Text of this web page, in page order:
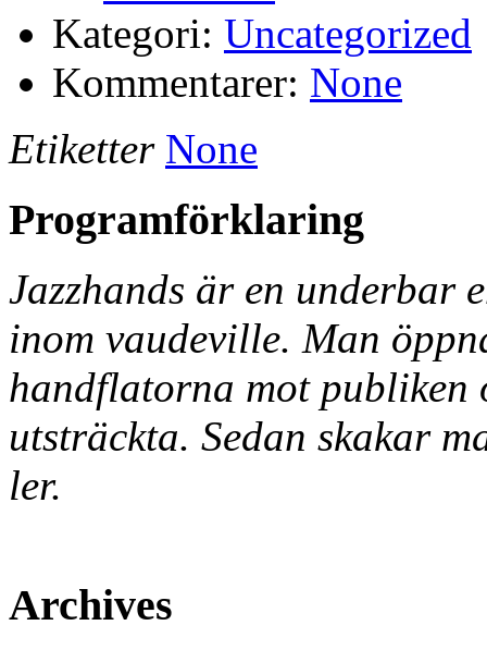
Kategori: Uncategorized
Kommentarer: None
Etiketter None
Programförklaring
Jazzhands är en underbar
inom vaudeville. Man
handflatorna mot
utsträckta. Sedan skakar
ler.
Archives